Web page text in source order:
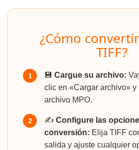
¿Cómo
TIFF?
1 💾 Cargue su archivo:
clic en «Cargar archivo» y
archivo MPO.
2 ✍️ Configure las
conversión: Elija TIFF
salida y ajuste cualquier